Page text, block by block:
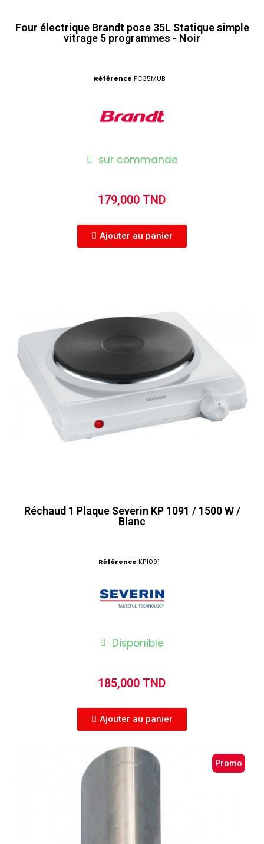
Four électrique Brandt pose 35L Statique simple
vitrage 5 programmes - Noir
Référence FC35MUB
sur commande
179,000 TND
Ajouter au panier
Réchaud 1 Plaque Severin KP 1091 / 1500 W /
Blanc
Référence KP1091
Disponible
185,000 TND
Ajouter au panier
Promo